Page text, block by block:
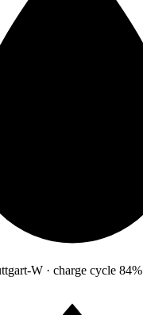
W · charge cycle 84%